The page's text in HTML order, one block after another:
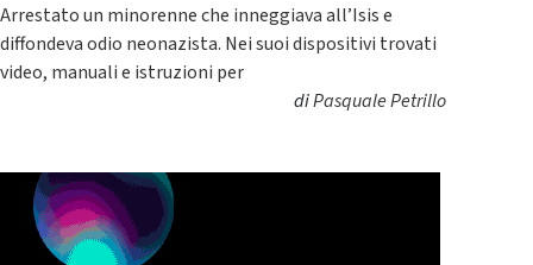
Arrestato un minorenne che inneggiava all’Isis e
diffondeva odio neonazista. Nei suoi dispositivi trovati
video, manuali e istruzioni per
diPasquale Petrillo